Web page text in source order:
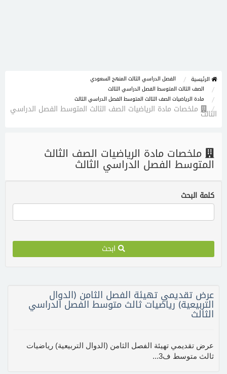
الرئيسية
الفصل الدراسي الثالث المنهج السعودي
الصف الثالث المتوسط الفصل الدراسي الثالث
مادة الرياضيات الصف الثالث المتوسط الفصل الدراسي الثالث
ملخصات مادة الرياضيات الصف الثالث المتوسط الفصل الدراسي الثالث
ملخصات مادة الرياضيات الصف الثالث
المتوسط الفصل الدراسي الثالث
كلمة البحث
ابحث
عرض تقديمي تهيئة الفصل الثامن (الدوال
التربيعية) رياضيات ثالث متوسط الفصل الدراسي
الثالث
عرض تقديمي تهيئة الفصل الثامن (الدوال التربيعية) رياضيات
ثالث متوسط ف3...